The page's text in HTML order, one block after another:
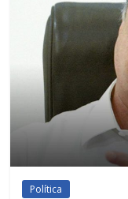
Daniel
Pereira
Política